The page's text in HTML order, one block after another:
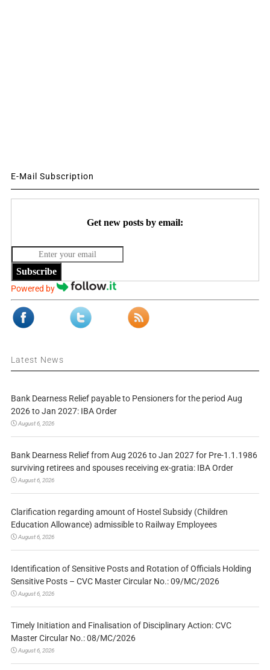
E-Mail Subscription
Get new posts by email:
Subscribe
Powered by
Latest News
Bank Dearness Relief payable to Pensioners for the period Aug
2026 to Jan 2027: IBA Order
August 6, 2026
Bank Dearness Relief from Aug 2026 to Jan 2027 for Pre-1.1.1986
surviving retirees and spouses receiving ex-gratia: IBA Order
August 6, 2026
Clarification regarding amount of Hostel Subsidy (Children
Education Allowance) admissible to Railway Employees
August 6, 2026
Identification of Sensitive Posts and Rotation of Officials Holding
Sensitive Posts – CVC Master Circular No.: 09/MC/2026
August 6, 2026
Timely Initiation and Finalisation of Disciplinary Action: CVC
Master Circular No.: 08/MC/2026
August 6, 2026